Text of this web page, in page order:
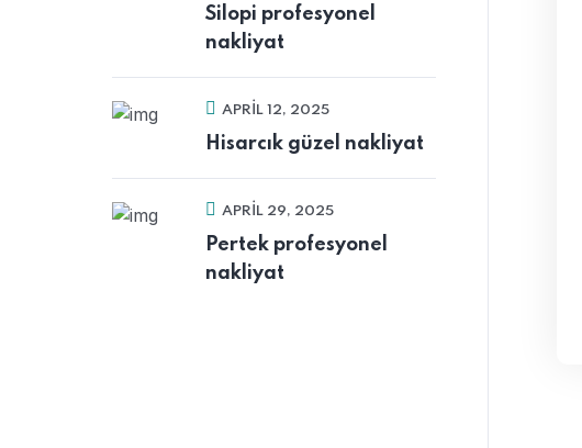
Silopi profesyonel
nakliyat
APRIL 12, 2025
Hisarcık güzel nakliyat
APRIL 29, 2025
Pertek profesyonel
nakliyat